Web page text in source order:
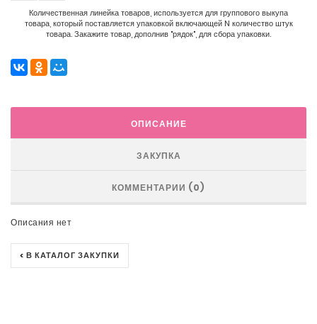
Количественная линейка товаров, используется для группового выкупа
товара, который поставляется упаковкой включающей N количество штук
товара. Закажите товар, дополнив "рядок", для сбора упаковки.
ОПИСАНИЕ
ЗАКУПКА
КОММЕНТАРИИ (0)
Описания нет
< В КАТАЛОГ ЗАКУПКИ